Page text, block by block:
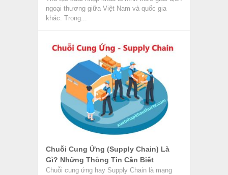
ngoại thương giữa Việt Nam và quốc gia
khác. Trong...
Chuỗi Cung Ứng (Supply Chain) Là
Gì? Những Thông Tin Cần Biết
Chuỗi cung ứng hay Supply Chain là mạng